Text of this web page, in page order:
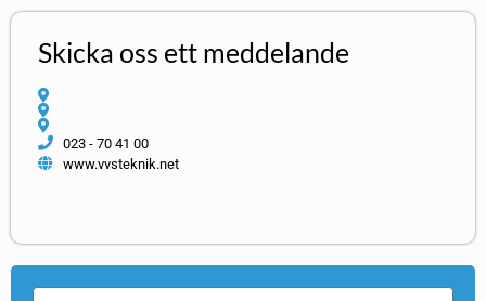
Skicka oss ett meddelande
023 - 70 41 00
www.vvsteknik.net